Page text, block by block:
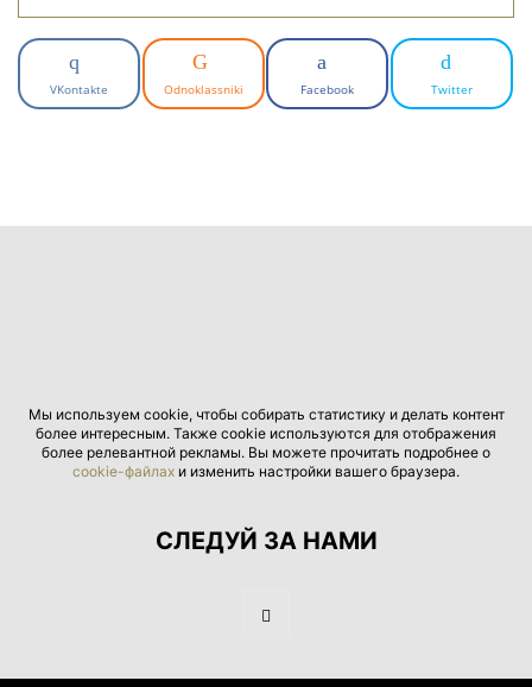
VKontakte Odnoklassniki Facebook Twitter
Мы используем cookie, чтобы собирать статистику и делать контент
более интересным. Также cookie используются для отображения
более релевантной рекламы. Вы можете прочитать подробнее о
cookie-файлах и изменить настройки вашего браузера.
СЛЕДУЙ ЗА НАМИ